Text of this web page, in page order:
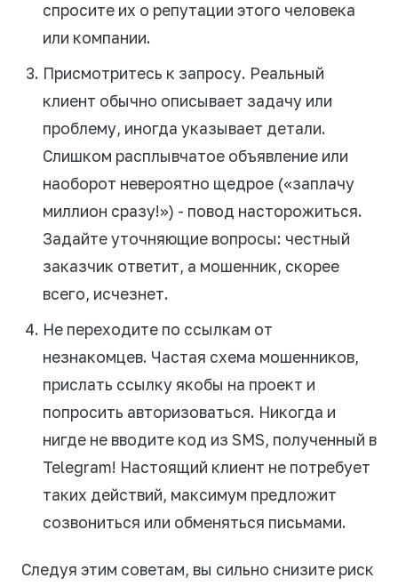
спросите их о репутации этого человека
или компании.
Присмотритесь к запросу. Реальный
клиент обычно описывает задачу или
проблему, иногда указывает детали.
Слишком расплывчатое объявление или
наоборот невероятно щедрое («заплачу
миллион сразу!») - повод насторожиться.
Задайте уточняющие вопросы: честный
заказчик ответит, а мошенник, скорее
всего, исчезнет.
Не переходите по ссылкам от
незнакомцев. Частая схема мошенников,
прислать ссылку якобы на проект и
попросить авторизоваться. Никогда и
нигде не вводите код из SMS, полученный в
Telegram! Настоящий клиент не потребует
таких действий, максимум предложит
созвониться или обменяться письмами.
Следуя этим советам, вы сильно снизите риск